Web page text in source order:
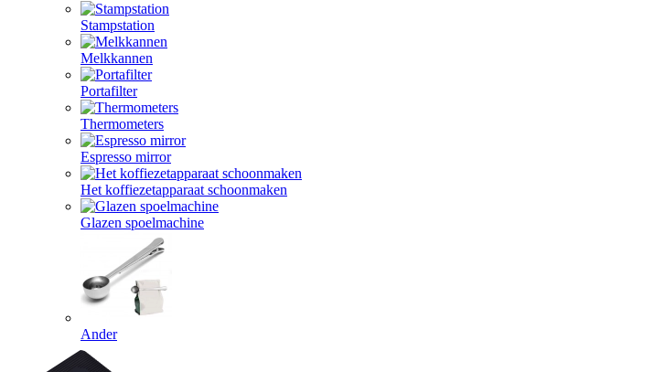
Stampstation
Melkkannen
Portafilter
Thermometers
Espresso mirror
Het koffiezetapparaat schoonmaken
Glazen spoelmachine
Ander